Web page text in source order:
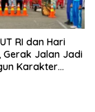
RI dan Hari
Gerak Jalan Jadi
Karakter